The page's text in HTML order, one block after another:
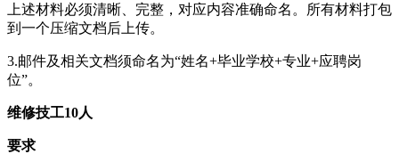
上述材料必须清晰、完整，对应内容准确命名。所有材料打包
到一个压缩文档后上传。
3.邮件及相关文档须命名为“姓名+毕业学校+专业+应聘岗
位”。
维修技工10人
要求